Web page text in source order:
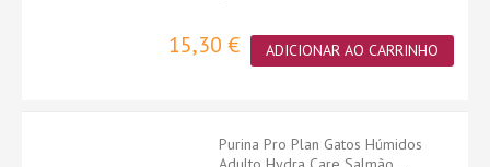
15,30 € ADICIONAR AO CARRINHO
Purina Pro Plan Gatos Húmidos